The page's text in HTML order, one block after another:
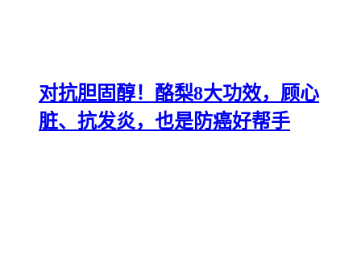
对抗胆固醇！酪梨8大功效，顾心
脏、抗发炎，也是防癌好帮手